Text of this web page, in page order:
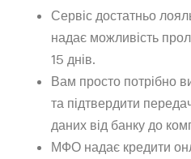
Сервіс достатньо
надає можливість
15 днів.
Вам просто потрібно
та підтвердити
даних від банку до
МФО надає кредити